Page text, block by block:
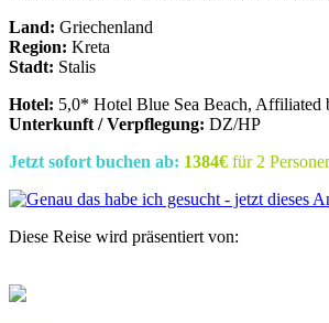
Land: Griechenland
Region: Kreta
Stadt: Stalis
Hotel: 5,0* Hotel Blue Sea Beach,
Unterkunft / Verpflegung: DZ/HP
Jetzt sofort buchen ab: 1384€ für 2
Diese Reise wird präsentiert von: